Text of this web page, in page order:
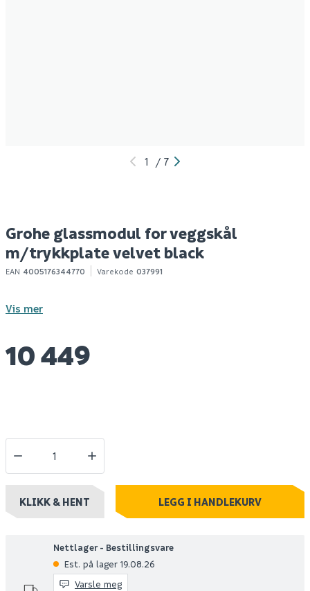
1 / 7
Grohe glassmodul for veggskål
m/trykkplate velvet black
EAN 4005176344770 Varekode 037991
Vis mer
10 449
KLIKK & HENT LEGG I HANDLEKURV
Nettlager - Bestillingsvare
Est. på lager 19.08.26
Varsle meg